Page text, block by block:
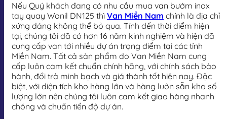
Nếu Quý khách đang có nhu cầu mua van bướm inox
tay quay Wonil DN125 thì Van Miền Nam chính là địa chỉ
xứng đáng không thể bỏ qua. Tính đến thời điểm hiện
tại, chúng tôi đã có hơn 16 năm kinh nghiệm và hiện đã
cung cấp van tới nhiều dự án trọng điểm tại các tỉnh
Miền Nam. Tất cả sản phẩm do Van Miền Nam cung
cấp luôn cam kết chuẩn chính hãng, với chính sách bảo
hành, đổi trả minh bạch và giá thành tốt hiện nay. Đặc
biệt, với diện tích kho hàng lớn và hàng luôn sẵn kho số
lượng lớn nên chúng tôi luôn cam kết giao hàng nhanh
chóng và chuẩn tiến độ dự án.